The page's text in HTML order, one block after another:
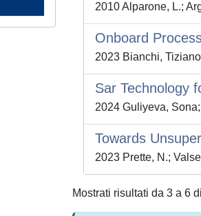
2010 Alparone, L.;
Onboard
2023 Bianchi,
Sar Technology
2024 Guliyeva,
Towards
2023 Prette, N.;
Mostrati risultati da 3 a 6